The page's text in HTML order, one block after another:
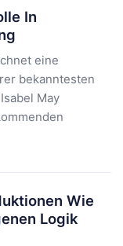
In
eine
bekanntesten
May
Wie
Logik